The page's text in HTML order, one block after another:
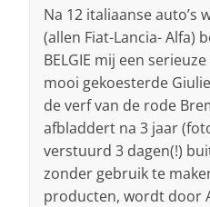
Na 12 italiaanse auto’s
(allen Fiat-Lancia- Alfa)
BELGIE mij een
mooi gekoesterde
de verf van de rode
afbladdert na 3 jaar
verstuurd 3 dagen(!)
zonder gebruik te
producten, wordt door